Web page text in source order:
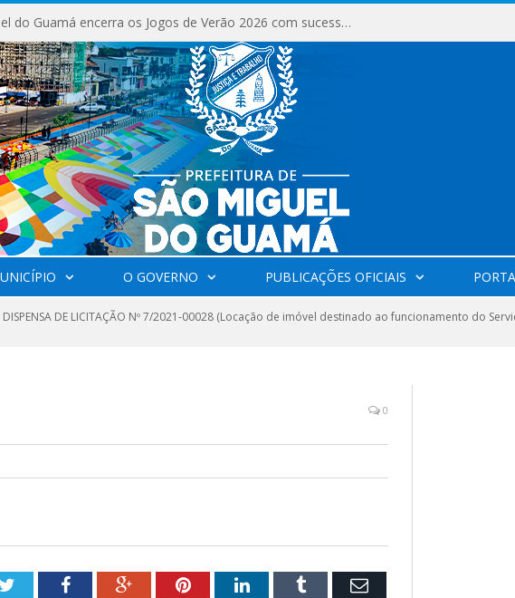
São Miguel do Guamá encerra os Jogos de Verão 2026 com sucesso de público e competições.
O GOVERNO PUBLICAÇÕES OFICIAIS
DISPENSA DE LICITAÇÃO Nº 7/2021-00028 (Locação de imóvel destinado ao funcionamento do
0
TwitterFacebookGoogle+PinterestLinkedInTumblr Email